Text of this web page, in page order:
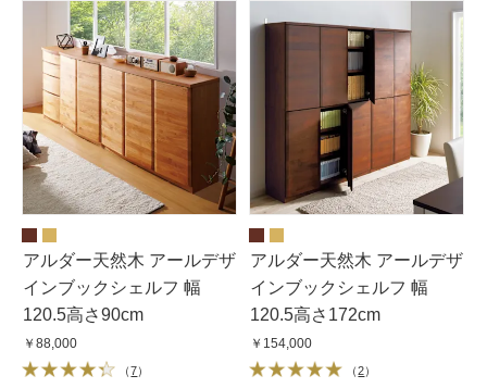
アルダー天然木 アールデザ
インブックシェルフ 幅
120.5高さ90cm
￥88,000
（7）
アルダー天然木 アールデザ
インブックシェルフ 幅
120.5高さ172cm
￥154,000
（2）